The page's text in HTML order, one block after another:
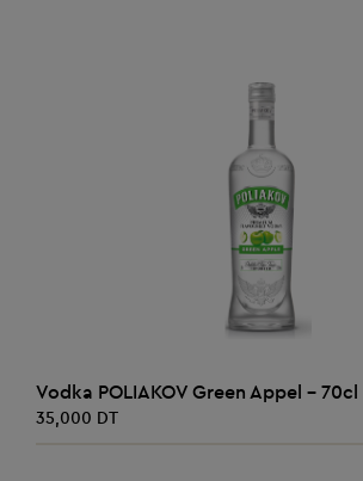
AJOUTER AU PANIER
Vodka POLIAKOV Green Appel - 70cl
35,000 DT